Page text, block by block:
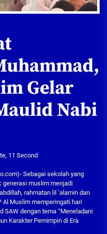
Gelar
Nabi
11 Second
Sebagai sekolah yang
generasi muslim menjadi
rahmatan lil ‘alamin dan
Al Muslim memperingati hari
SAW dengan tema “Meneladani
Karakter Pemimpin di Era